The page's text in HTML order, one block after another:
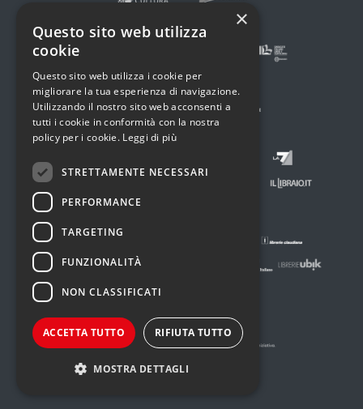
×
Questo sito web utilizza
cookie
Questo sito web utilizza i cookie per
migliorare la tua esperienza di navigazione.
Utilizzando il nostro sito web acconsenti a
tutti i cookie in conformità con la nostra
policy per i cookie. Leggi di più
STRETTAMENTE NECESSARI
PERFORMANCE
TARGETING
FUNZIONALITÀ
NON CLASSIFICATI
ACCETTA TUTTO RIFIUTA TUTTO
MOSTRA DETTAGLI